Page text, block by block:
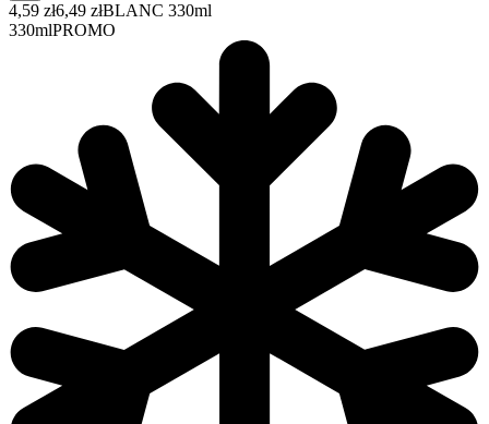
4,59 zł6,49 złBLANC 330ml
330mlPROMO